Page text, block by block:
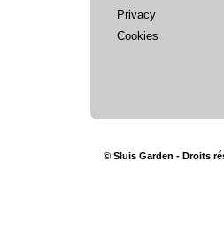
Privacy
Cookies
© Sluis Garden - Droits